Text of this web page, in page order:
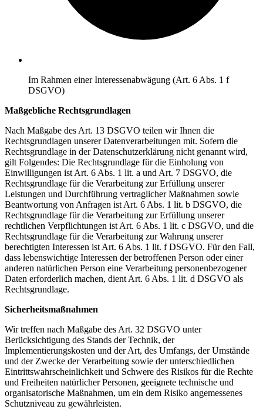
Im Rahmen einer Interessenabwägung (Art. 6 Abs. 1 f
DSGVO)
Maßgebliche Rechtsgrundlagen
Nach Maßgabe des Art. 13 DSGVO teilen wir Ihnen die
Rechtsgrundlagen unserer Datenverarbeitungen mit. Sofern die
Rechtsgrundlage in der Datenschutzerklärung nicht genannt wird,
gilt Folgendes: Die Rechtsgrundlage für die Einholung von
Einwilligungen ist Art. 6 Abs. 1 lit. a und Art. 7 DSGVO, die
Rechtsgrundlage für die Verarbeitung zur Erfüllung unserer
Leistungen und Durchführung vertraglicher Maßnahmen sowie
Beantwortung von Anfragen ist Art. 6 Abs. 1 lit. b DSGVO, die
Rechtsgrundlage für die Verarbeitung zur Erfüllung unserer
rechtlichen Verpflichtungen ist Art. 6 Abs. 1 lit. c DSGVO, und die
Rechtsgrundlage für die Verarbeitung zur Wahrung unserer
berechtigten Interessen ist Art. 6 Abs. 1 lit. f DSGVO. Für den Fall,
dass lebenswichtige Interessen der betroffenen Person oder einer
anderen natürlichen Person eine Verarbeitung personenbezogener
Daten erforderlich machen, dient Art. 6 Abs. 1 lit. d DSGVO als
Rechtsgrundlage.
Sicherheitsmaßnahmen
Wir treffen nach Maßgabe des Art. 32 DSGVO unter
Berücksichtigung des Stands der Technik, der
Implementierungskosten und der Art, des Umfangs, der Umstände
und der Zwecke der Verarbeitung sowie der unterschiedlichen
Eintrittswahrscheinlichkeit und Schwere des Risikos für die Rechte
und Freiheiten natürlicher Personen, geeignete technische und
organisatorische Maßnahmen, um ein dem Risiko angemessenes
Schutzniveau zu gewährleisten.